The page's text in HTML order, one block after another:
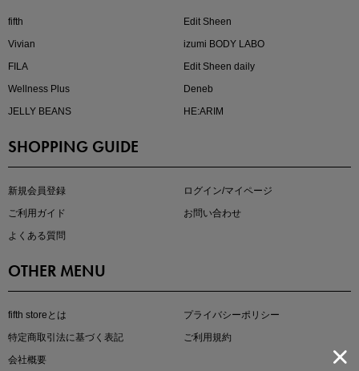
大人の着映えアイテム5選
マストバイアイテム
fifth
Edit Sheen
Vivian
izumi BODY LABO
FILA
Edit Sheen daily
Wellness Plus
Deneb
JELLY BEANS
HE:ARIM
SHOPPING GUIDE
新規会員登録
ログイン/マイページ
ご利用ガイド
お問い合わせ
よくある質問
OTHER MENU
fifth storeとは
プライバシーポリシー
特定商取引法に基づく表記
ご利用規約
会社概要